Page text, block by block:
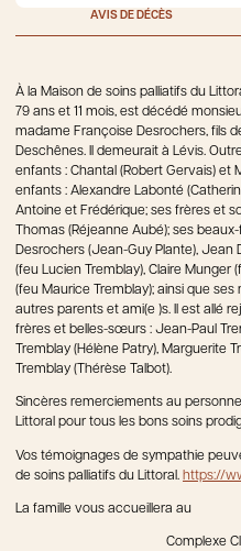
AVIS DE DÉCÈS
À la Maison de soins palliatifs du
79 ans et 11 mois, est décédé
madame Françoise Desrochers, fils
Deschênes. Il demeurait à Lévis.
enfants : Chantal (Robert Gervais) et
enfants : Alexandre Labonté
Antoine et Frédérique; ses frères et
Thomas (Réjeanne Aubé); ses
Desrochers (Jean-Guy Plante), Jean
(feu Lucien Tremblay), Claire Munger
(feu Maurice Tremblay); ainsi que
autres parents et ami(e )s. Il est allé
frères et belles-sœurs : Jean-Paul
Tremblay (Hélène Patry), Marguerite
Tremblay (Thérèse Talbot).
Sincères remerciements au
Littoral pour tous les bons soins
Vos témoignages de sympathie
de soins palliatifs du Littoral. https://
La famille vous accueillera au
Complexe